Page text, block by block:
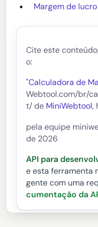
Margem de
Cite este
o:
"Calculadora de
Webtool.com/br/
t/ de MiniWebtool,
pela equipe
de 2026
API para
e esta ferramenta
gente com uma
cumentação da